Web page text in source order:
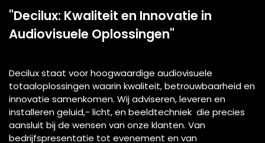
"Decilux: Kwaliteit en Innovatie in
Audiovisuele Oplossingen"
Decilux staat voor hoogwaardige audiovisuele
totaaloplossingen waarin kwaliteit, betrouwbaarheid en
innovatie samenkomen. Wij adviseren, leveren en
installeren geluid,- licht, en beeldtechniek die precies
aansluit bij de wensen van onze klanten. Van
bedrijfspresentatie tot evenement en van